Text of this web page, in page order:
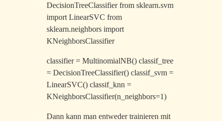
DecisionTreeClassifier from sklearn.svm
import LinearSVC from
sklearn.neighbors import
KNeighborsClassifier
classifier = MultinomialNB() classif_tree
= DecisionTreeClassifier() classif_svm =
LinearSVC() classif_knn =
KNeighborsClassifier(n_neighbors=1)
Dann kann man entweder trainieren mit